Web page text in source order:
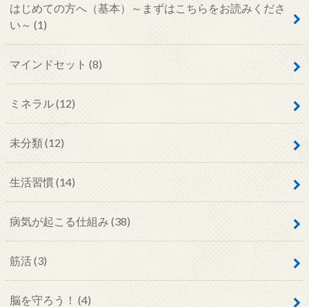
はじめての方へ（基本）～まずはこちらをお読みくださ
い～ (1)
マインドセット (8)
ミネラル(12)
未分類(12)
生活習慣(14)
病気が起こる仕組み (38)
筋活(3)
脳を守ろう！ (4)